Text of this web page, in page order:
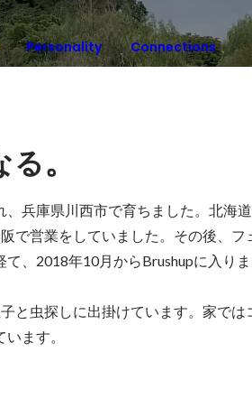
Personality Connections
る。
、兵庫県川西市で育ちました。北海
で営業をしていました。その後、
て、2018年10月からBrushupに入り
と虫探しに出掛けています。家で
ます。